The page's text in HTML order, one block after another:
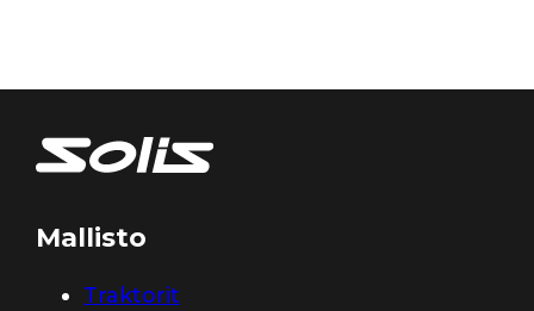
Mallisto
Traktorit